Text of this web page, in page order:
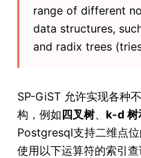
range of different
data structures,
and radix trees
SP-GiST 允许实现各种
构，例如四叉树、 k-d 树
Postgresql支持二维点
使用以下运算符的索引查